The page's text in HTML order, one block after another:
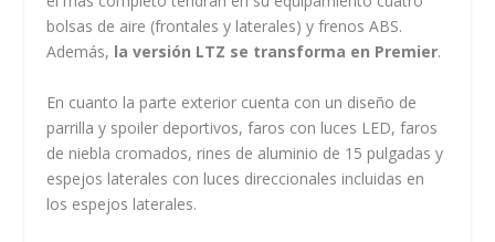
bolsas de aire (frontales y laterales) y frenos ABS.
Además, la versión LTZ se transforma en Premier.
En cuanto la parte exterior cuenta con un diseño de
parrilla y spoiler deportivos, faros con luces LED, faros
de niebla cromados, rines de aluminio de 15 pulgadas y
espejos laterales con luces direccionales incluidas en
los espejos laterales.